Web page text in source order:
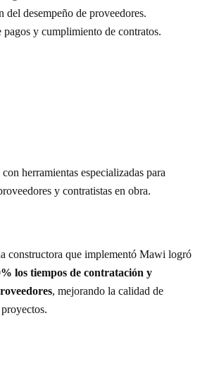
del desempeño de proveedores.
pagos y cumplimiento de contratos.
herramientas especializadas para
y contratistas en obra.
constructora que implementó Mawi logró
los tiempos de contratación y
, mejorando la calidad de